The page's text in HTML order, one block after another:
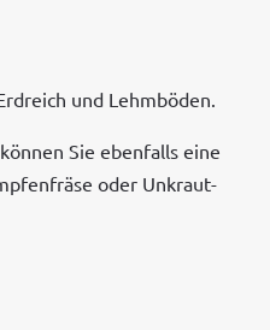
und Lehmböden.
Sie eben­falls eine
oder Unkraut­